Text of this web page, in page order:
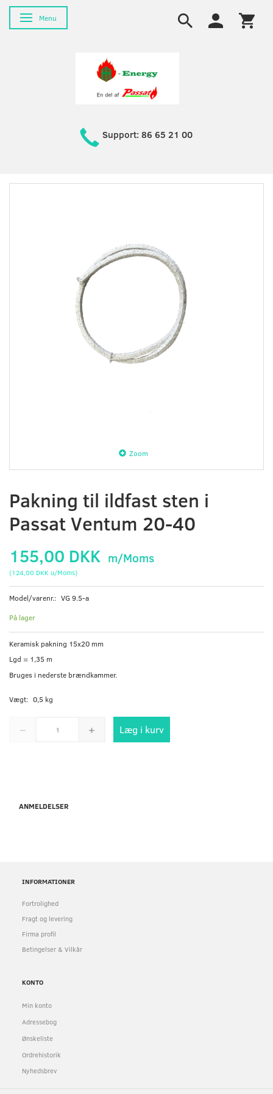
Skifte navigation
Menu
Support: 86 65 21 00
Zoom
Pakning til ildfast sten i
Passat Ventum 20-40
155,00 DKK m/Moms
(124,00 DKK u/Moms)
Model/varenr.: VG 9.5-a
På lager
Keramisk pakning 15x20 mm
Lgd = 1,35 m
Bruges i nederste brændkammer.
Vægt: 0,5 kg
Læg i kurv
ANMELDELSER
INFORMATIONER
Fortrolighed
Fragt og levering
Firma profil
Betingelser & Vilkår
KONTO
Min konto
Adressebog
Ønskeliste
Ordrehistorik
Nyhedsbrev